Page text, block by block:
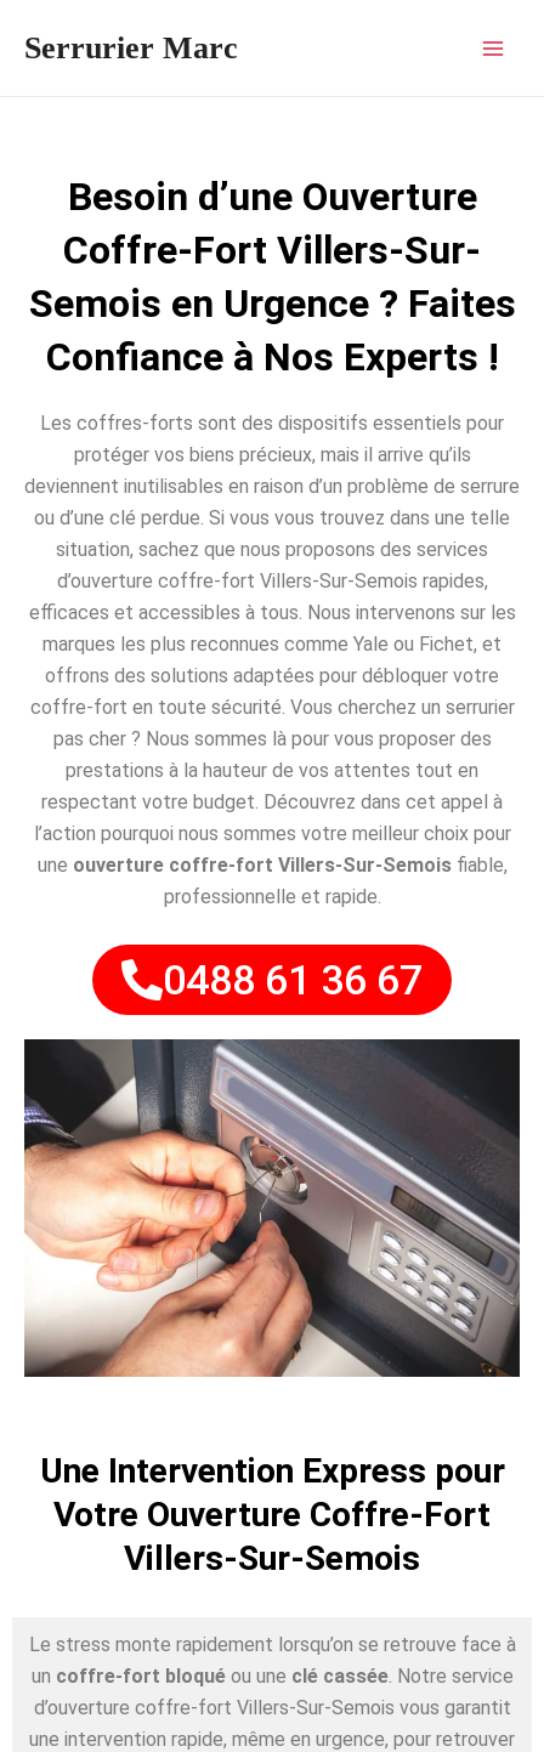
Serrurier Marc
Besoin d’une Ouverture
Coffre-Fort Villers-Sur-
Semois en Urgence ? Faites
Confiance à Nos Experts !
Les coffres-forts sont des dispositifs essentiels pour
protéger vos biens précieux, mais il arrive qu’ils
deviennent inutilisables en raison d’un problème de serrure
ou d’une clé perdue. Si vous vous trouvez dans une telle
situation, sachez que nous proposons des services
d’ouverture coffre-fort Villers-Sur-Semois rapides,
efficaces et accessibles à tous. Nous intervenons sur les
marques les plus reconnues comme Yale ou Fichet, et
offrons des solutions adaptées pour débloquer votre
coffre-fort en toute sécurité. Vous cherchez un serrurier
pas cher ? Nous sommes là pour vous proposer des
prestations à la hauteur de vos attentes tout en
respectant votre budget. Découvrez dans cet appel à
l’action pourquoi nous sommes votre meilleur choix pour
une ouverture coffre-fort Villers-Sur-Semoisfiable,
professionnelle et rapide.
0488 61 36 67
Une Intervention Express pour
Votre Ouverture Coffre-Fort
Villers-Sur-Semois
Le stress monte rapidement lorsqu’on se retrouve face à
un coffre-fort bloquéou une clé cassée. Notre service
d’ouverture coffre-fort Villers-Sur-Semois vous garantit
une intervention rapide, même en urgence, pour retrouver